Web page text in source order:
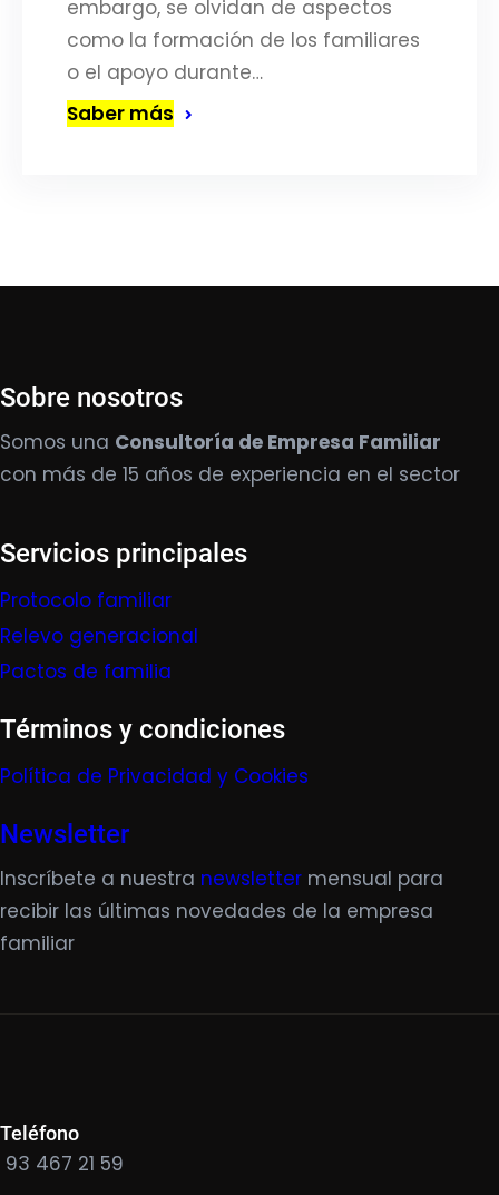
embargo, se olvidan de aspectos
como la formación de los familiares
o el apoyo durante…
Saber más
Sobre nosotros
Somos una Consultoría de Empresa Familiar
con más de 15 años de experiencia en el sector
Servicios principales
Protocolo familiar
Relevo generacional
Pactos de familia
Términos y condiciones
Política de Privacidad y Cookies
Newsletter
Inscríbete a nuestra newsletter mensual para
recibir las últimas novedades de la empresa
familiar
Teléfono
93 467 21 59